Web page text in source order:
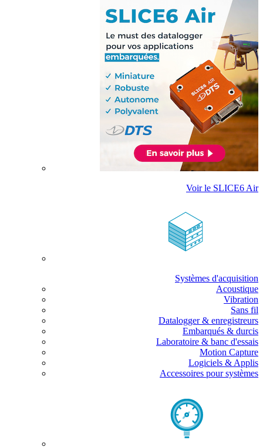
Voir le SLICE6 Air
Systèmes d'acquisition
Acoustique
Vibration
Sans fil
Datalogger & enregistreurs
Embarqués & durcis
Laboratoire & banc d'essais
Motion Capture
Logiciels & Applis
Accessoires pour systèmes